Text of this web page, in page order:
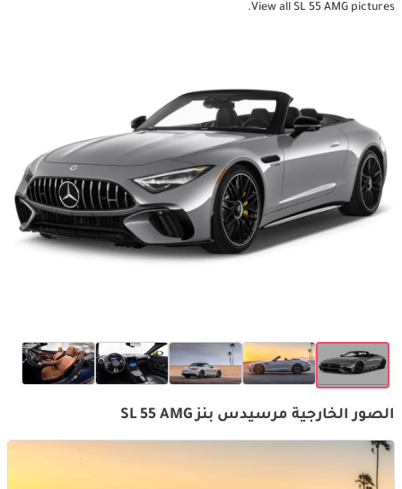
View all SL 55 AMG pictures.
الصور الخارجية مرسيدس بنز SL 55 AMG